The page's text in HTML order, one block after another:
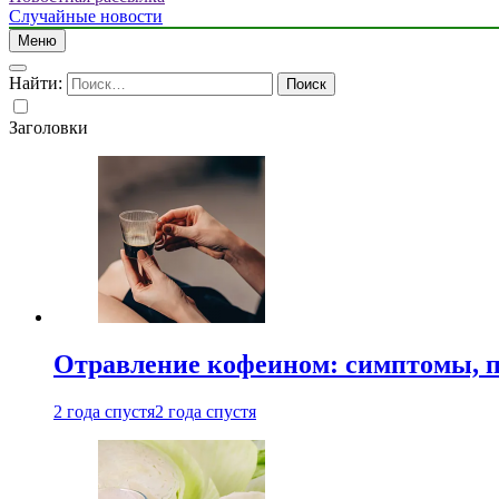
Случайные новости
Меню
Найти:
Заголовки
Отравление кофеином: симптомы,
2 года спустя2 года спустя